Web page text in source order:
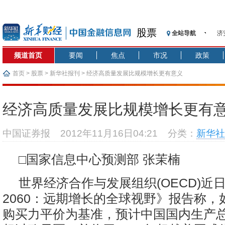
股票 全站导航
济
【
济
在
基
频道首页 要闻 焦点 市况 政策
首页 > 股票 > 新华社报刊 > 经济高质量发展比规模增长更有意义
经济高质量发展比规模增长更有
中国证券报 2012年11月16日04:21 分类： 新华
□国家信息中心预测部 张茉楠
世界经济合作与发展组织(OECD)近
2060：远期增长的全球视野》报告称，
购买力平价为基准，预计中国国内生产